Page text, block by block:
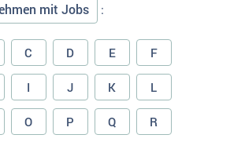
mit Jobs :
C D E F
I J K L
O P Q R